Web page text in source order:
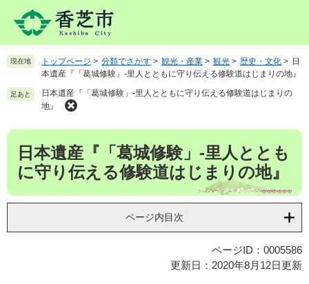
先を
本
現在地 トップページ > 分類でさがす > 観光・産業 > 観光 > 歴史・文化 > 日
本遺産『「葛城修験」-里人とともに守り伝える修験道はじまりの地』
足あと
日本遺産『「葛城修験」-里人とともに守り伝える修験道はじまりの
地』
本
日本遺産『「葛城修験」-里人ととも
に守り伝える修験道はじまりの地』
ページ内目次
ページID：0005586
更新日：2020年8月12日更新